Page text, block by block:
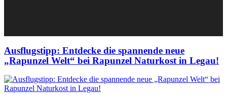
Ausflugstipp: Entdecke die spannende neue
„Rapunzel Welt“ bei Rapunzel Naturkost in Legau!